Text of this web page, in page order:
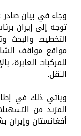
وجاء في بيان صادر
توجه إلى إيران
التخطيط والبحث
مواقع مواقف
للمركبات العابرة،
النقل.
ويأتي ذلك في
المزيد من
أفغانستان وإيران